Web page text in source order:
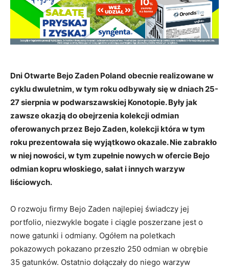
Dni Otwarte Bejo Zaden Poland obecnie realizowane w
cyklu dwuletnim, w tym roku odbywały się w dniach 25-
27 sierpnia w podwarszawskiej Konotopie. Były jak
zawsze okazją do obejrzenia kolekcji odmian
oferowanych przez Bejo Zaden, kolekcji która w tym
roku prezentowała się wyjątkowo okazale. Nie zabrakło
w niej nowości, w tym zupełnie nowych w ofercie Bejo
odmian kopru włoskiego, sałat i innych warzyw
liściowych.
O rozwoju firmy Bejo Zaden najlepiej świadczy jej
portfolio, niezwykle bogate i ciągle poszerzane jest o
nowe gatunki i odmiany. Ogółem na poletkach
pokazowych pokazano przeszło 250 odmian w obrębie
35 gatunków. Ostatnio dołączały do niego warzyw